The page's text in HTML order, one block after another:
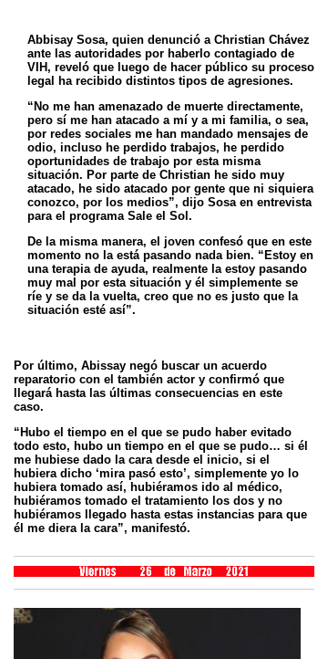
Abbisay Sosa, quien denunció a Christian Chávez
ante las autoridades por haberlo contagiado de
VIH, reveló que luego de hacer público su proceso
legal ha recibido distintos tipos de agresiones.
“No me han amenazado de muerte directamente,
pero sí me han atacado a mí y a mi familia, o sea,
por redes sociales me han mandado mensajes de
odio, incluso he perdido trabajos, he perdido
oportunidades de trabajo por esta misma
situación. Por parte de Christian he sido muy
atacado, he sido atacado por gente que ni siquiera
conozco, por los medios”, dijo Sosa en entrevista
para el programa Sale el Sol.
De la misma manera, el joven confesó que en este
momento no la está pasando nada bien. “Estoy en
una terapia de ayuda, realmente la estoy pasando
muy mal por esta situación y él simplemente se
ríe y se da la vuelta, creo que no es justo que la
situación esté así”.
Por último, Abissay negó buscar un acuerdo
reparatorio con el también actor y confirmó que
llegará hasta las últimas consecuencias en este
caso.
“Hubo el tiempo en el que se pudo haber evitado
todo esto, hubo un tiempo en el que se pudo… si él
me hubiese dado la cara desde el inicio, si el
hubiera dicho ‘mira pasó esto’, simplemente yo lo
hubiera tomado así, hubiéramos ido al médico,
hubiéramos tomado el tratamiento los dos y no
hubiéramos llegado hasta estas instancias para que
él me diera la cara”, manifestó.